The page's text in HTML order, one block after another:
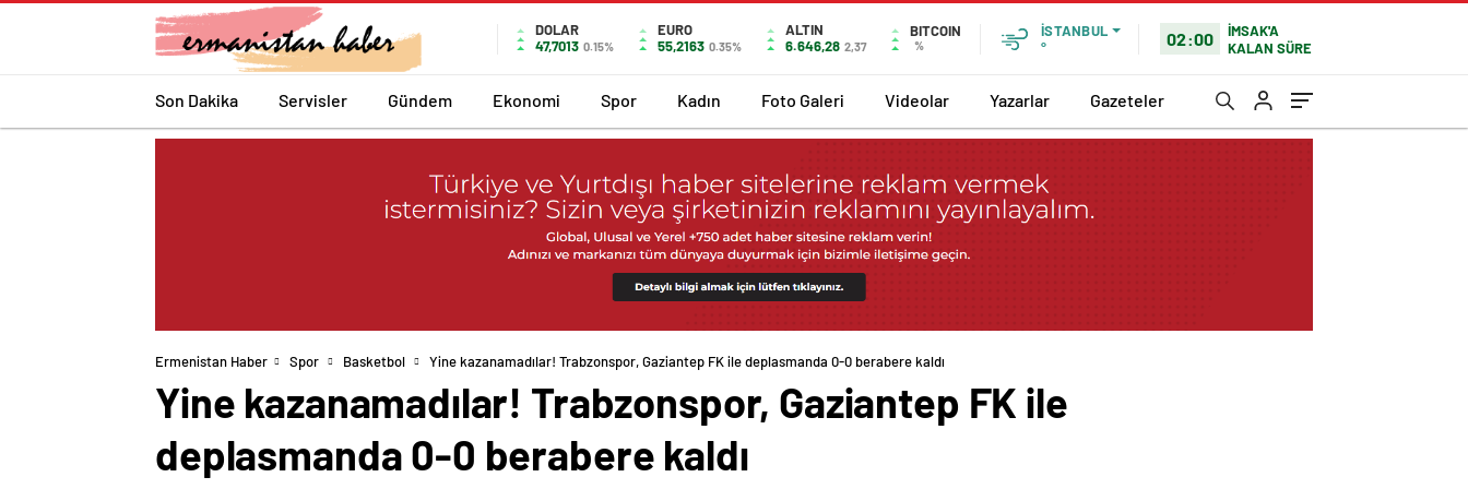
DOLAR
47,7013 0.15%
EURO
55,2163 0.35%
ALTIN
6.646,28 2,37
BITCOIN
%
İSTANBUL
°
02:00
İMSAK'A
KALAN SÜRE
Son Dakika Servisler Gündem Ekonomi Spor Kadın Foto Galeri Videolar Yazarlar Gazeteler
Ermenistan Haber Spor Basketbol Yine kazanamadılar! Trabzonspor, Gaziantep FK ile deplasmanda 0-0 berabere kaldı
Yine kazanamadılar! Trabzonspor, Gaziantep FK ile
deplasmanda 0-0 berabere kaldı